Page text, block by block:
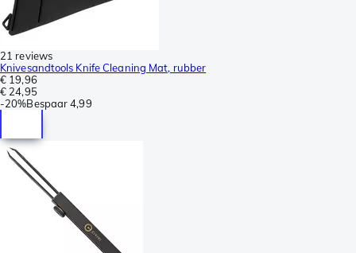
21 reviews
Knivesandtools Knife Cleaning Mat, rubber
€ 19,96
€ 24,95
-20%Bespaar 4,99